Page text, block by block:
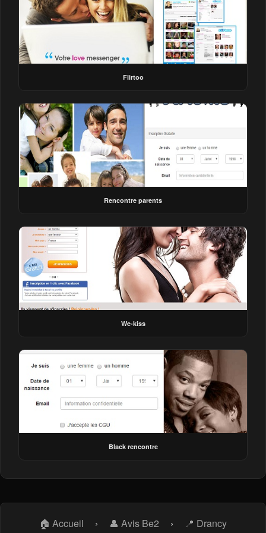
Flirtoo
Rencontre parents
We-kiss
Black rencontre
🏠 Accueil › 👤 Avis Be2 › 📍 Drancy